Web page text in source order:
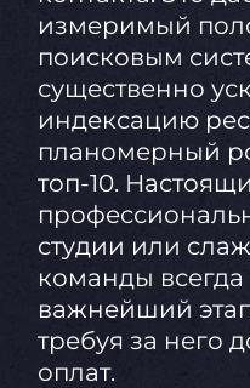
измеримый
поисковым
существенно
индексацию
планомерный
топ-10.
студии или
команды всегда
важнейший
требуя за него
оплат.